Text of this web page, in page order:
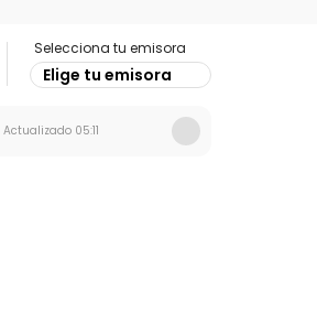
Selecciona tu emisora
Elige tu emisora
Actualizado 05:11